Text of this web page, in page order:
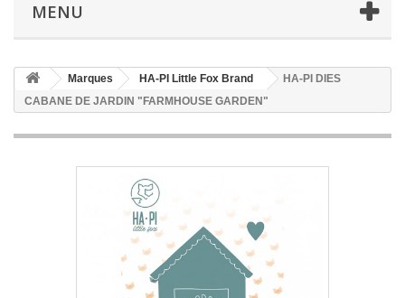
MENU
Marques HA-PI Little Fox Brand
HA-PI DIES
CABANE DE JARDIN "FARMHOUSE GARDEN"